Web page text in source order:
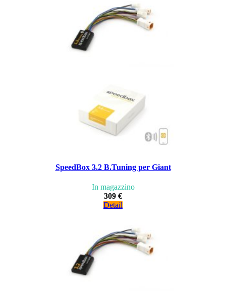
SpeedBox 3.2 B.Tuning per Giant
In magazzino
309 €
Detail